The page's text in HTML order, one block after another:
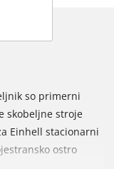
so primerni
skobeljne stroje
Einhell stacionarni
ostro